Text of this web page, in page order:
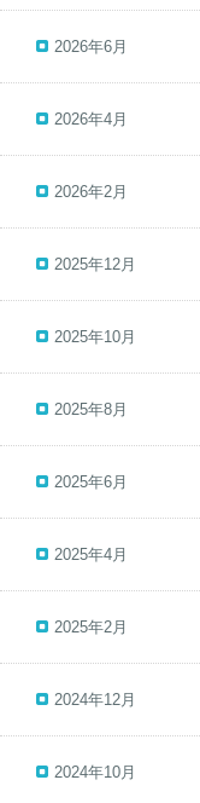
2026年6月
2026年4月
2026年2月
2025年12月
2025年10月
2025年8月
2025年6月
2025年4月
2025年2月
2024年12月
2024年10月